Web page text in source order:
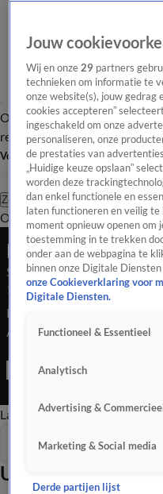
Overzicht Laatste nieuws
redactie
Volg Hart van Nederland
Zoeken
OverzichtRegioUitzendingen
Late Editie
Seizoen 2026, aflevering 48
17 feb, 22:45
Duizend euro krijgen om je
AZC in je dorp komt, klinkt
Een man sloeg uit het niets
voor het pasgeboren
Late EditieOchtend Editie
Uitzendingen
Seizoen 2026
Jouw
Wij en onze29 partners
technieken om informatie te
onze website(s), jouw gedrag
cookies accepteren”
ingeschakeld om onze
personaliseren, onze
de prestaties van
„Huidige keuze opslaan”
worden deze
dan enkel functionele en
laten functioneren en veilig
moment opnieuw openen om
toestemming in te trekken
onder aan de webpagina te
binnen onze Digitale
onze Cookieverklaring voor
Digitale Diensten.
Functioneel & Essentieel
Analytisch
Advertising & Commercieel
Marketing & Social media
Derde partijen lijst